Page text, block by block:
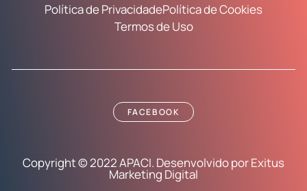
Política de PrivacidadePolítica de Cookies
Termos de Uso
Copyright © 2022 APACI. Desenvolvido por Exitus
Marketing Digital
FACEBOOK